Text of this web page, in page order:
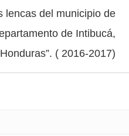
lencas del municipio de
de Intibucá,
Honduras”. ( 2016-2017)